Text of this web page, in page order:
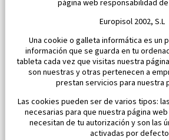
163 000 €
página web responsabilidad
Europisol 2002, S.L
Una cookie o galleta informática es un
información que se guarda en tu
tableta cada vez que visitas nuestra
son nuestras y otras pertenecen a
prestan servicios para nuestra
Las cookies pueden ser de varios tipos:
necesarias para que nuestra página
necesitan de tu autorización y son las
activadas por